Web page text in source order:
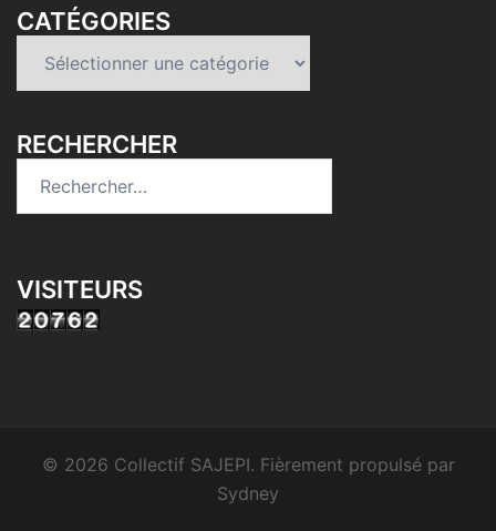
CATÉGORIES
RECHERCHER
VISITEURS
© 2026 Collectif SAJEPI. Fièrement propulsé par
Sydney